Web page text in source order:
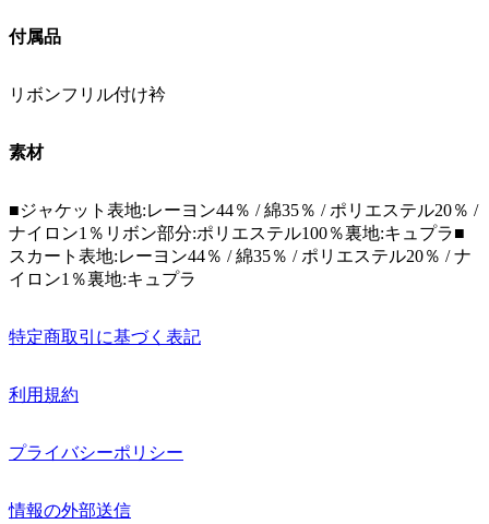
付属品
リボンフリル付け衿
素材
■ジャケット表地:レーヨン44％ / 綿35％ / ポリエステル20％ /
ナイロン1％リボン部分:ポリエステル100％裏地:キュプラ■
スカート表地:レーヨン44％ / 綿35％ / ポリエステル20％ / ナ
イロン1％裏地:キュプラ
特定商取引に基づく表記
利用規約
プライバシーポリシー
情報の外部送信